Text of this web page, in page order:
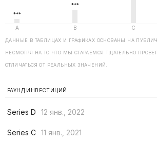
ДАННЫЕ В ТАБЛИЦАХ И ГРАФИКАХ ОСНОВАНЫ НА
НЕСМОТРЯ НА ТО ЧТО МЫ СТАРАЕМСЯ ТЩАТЕЛЬНО
ОТЛИЧАТЬСЯ ОТ РЕАЛЬНЫХ ЗНАЧЕНИЙ.
РАУНД ИНВЕСТИЦИЙ
Series D
12 янв., 2022
Series C 11 янв., 2021